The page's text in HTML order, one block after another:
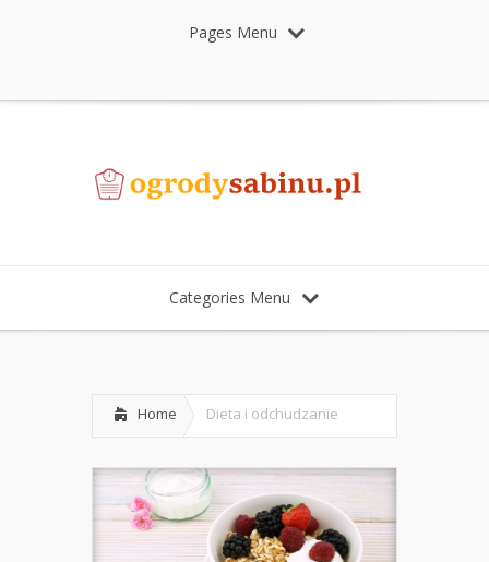
Pages Menu
Categories Menu
Home Dieta i odchudzanie